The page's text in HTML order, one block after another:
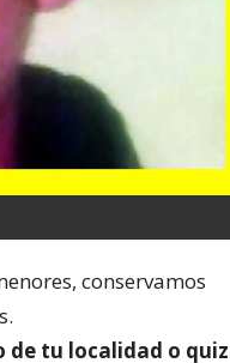
conservamos
de tu localidad o